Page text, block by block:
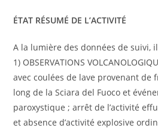
ÉTAT RÉSUMÉ DE L’ACTIVITÉ
A la lumière des données de suivi,
1) OBSERVATIONS
avec coulées de lave provenant de
long de la Sciara del Fuoco et
paroxystique ; arrêt de l’activité
et absence d’activité explosive